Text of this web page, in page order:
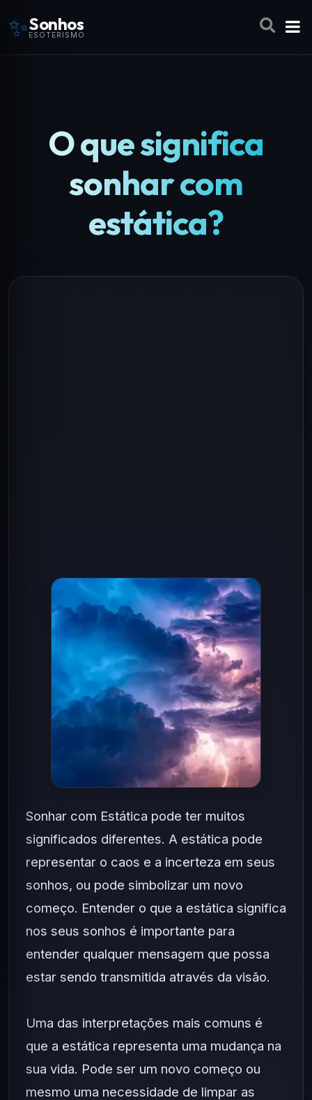
✨Sonhos
ESOTERISMO
O que significa
sonhar com
estática?
Sonhar com Estática pode ter muitos
significados diferentes. A estática pode
representar o caos e a incerteza em seus
sonhos, ou pode simbolizar um novo
começo. Entender o que a estática significa
nos seus sonhos é importante para
entender qualquer mensagem que possa
estar sendo transmitida através da visão.
Uma das interpretações mais comuns é
que a estática representa uma mudança na
sua vida. Pode ser um novo começo ou
mesmo uma necessidade de limpar as